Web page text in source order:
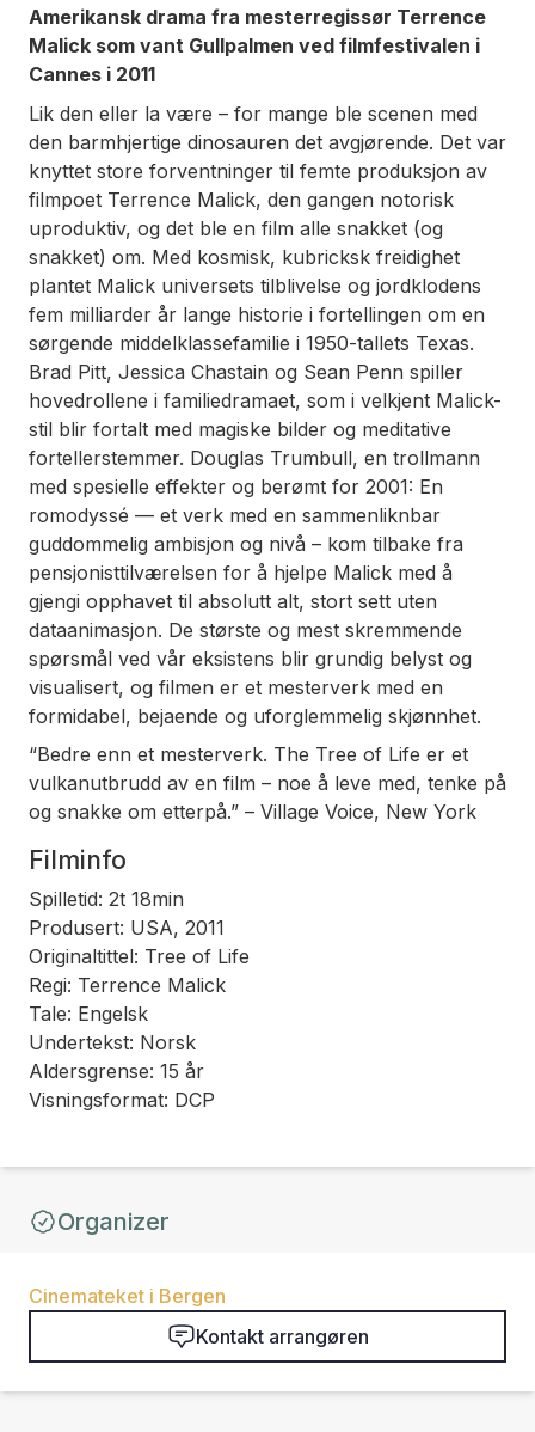
Amerikansk drama fra mesterregissør Terrence
Malick som vant Gullpalmen ved filmfestivalen i
Cannes i 2011
Lik den eller la være – for mange ble scenen med
den barmhjertige dinosauren det avgjørende. Det var
knyttet store forventninger til femte produksjon av
filmpoet Terrence Malick, den gangen notorisk
uproduktiv, og det ble en film alle snakket (og
snakket) om. Med kosmisk, kubricksk freidighet
plantet Malick universets tilblivelse og jordklodens
fem milliarder år lange historie i fortellingen om en
sørgende middelklassefamilie i 1950-tallets Texas.
Brad Pitt, Jessica Chastain og Sean Penn spiller
hovedrollene i familiedramaet, som i velkjent Malick-
stil blir fortalt med magiske bilder og meditative
fortellerstemmer. Douglas Trumbull, en trollmann
med spesielle effekter og berømt for 2001: En
romodyssé — et verk med en sammenliknbar
guddommelig ambisjon og nivå – kom tilbake fra
pensjonisttilværelsen for å hjelpe Malick med å
gjengi opphavet til absolutt alt, stort sett uten
dataanimasjon. De største og mest skremmende
spørsmål ved vår eksistens blir grundig belyst og
visualisert, og filmen er et mesterverk med en
formidabel, bejaende og uforglemmelig skjønnhet.
“Bedre enn et mesterverk. The Tree of Life er et
vulkanutbrudd av en film – noe å leve med, tenke på
og snakke om etterpå.” – Village Voice, New York
Filminfo
Spilletid: 2t 18min
Produsert: USA, 2011
Originaltittel: Tree of Life
Regi: Terrence Malick
Tale: Engelsk
Undertekst: Norsk
Aldersgrense: 15 år
Visningsformat: DCP
Organizer
Cinemateket i Bergen
Kontakt arrangøren